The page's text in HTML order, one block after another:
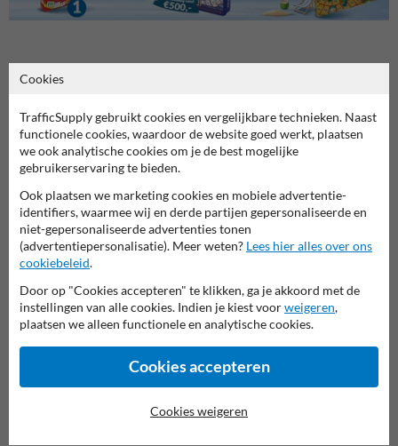
Stel je vraag aan Verkeersbord.be
Bedrijfsnaam
E-mailadres*
Telefoonnummer
Vraag over product
Cookies
TrafficSupply gebruikt cookies en vergelijkbare technieken. Naast
functionele cookies, waardoor de website goed werkt, plaatsen
we ook analytische cookies om je de best mogelijke
gebruikerservaring te bieden.
Ook plaatsen we marketing cookies en mobiele advertentie-
identifiers, waarmee wij en derde partijen gepersonaliseerde en
niet-gepersonaliseerde advertenties tonen
(advertentiepersonalisatie). Meer weten? Lees hier alles over ons
cookiebeleid.
Door op "Cookies accepteren" te klikken, ga je akkoord met de
instellingen van alle cookies. Indien je kiest voorweigeren,
plaatsen we alleen functionele en analytische cookies.
Cookies accepteren
Cookies weigeren